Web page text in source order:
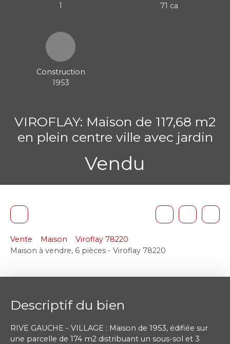
1
71 ca
Construction
1953
VIROFLAY: Maison de 117,68 m2
en plein centre ville avec jardin
Vendu
Vente Maison
Viroflay 78220
Maison à vendre, 6 pièces - Viroflay 78220
Descriptif du bien
RIVE GAUCHE - VILLAGE : Maison de 1953, édifiée sur
une parcelle de 174 m2 distribuant un sous-sol et 3